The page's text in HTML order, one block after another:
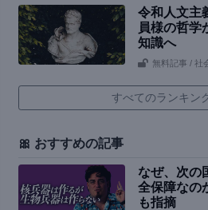
令和人文主
員様の哲学
知識へ
無料記事 / 社
すべてのランキン
🎀 おすすめの記事
なぜ、次の
全保障なの
も指摘